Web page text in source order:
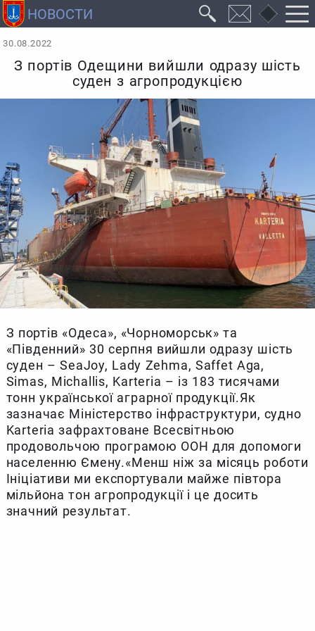
30.08.2022
З портів Одещини вийшли одразу шість
суден з агропродукцією
З портів «Одеса», «Чорноморськ» та
«Південний» 30 серпня вийшли одразу шість
суден – SeaJoy, Lady Zehma, Saffet Aga,
Simas, Michallis, Karteria – із 183 тисячами
тонн української аграрної продукції.Як
зазначає Міністерство інфраструктури, судно
Karteria зафрахтоване Всесвітньою
продовольчою програмою ООН для допомоги
населенню Ємену.«Менш ніж за місяць роботи
Ініціативи ми експортували майже півтора
мільйона тон агропродукції і це досить
значний результат.